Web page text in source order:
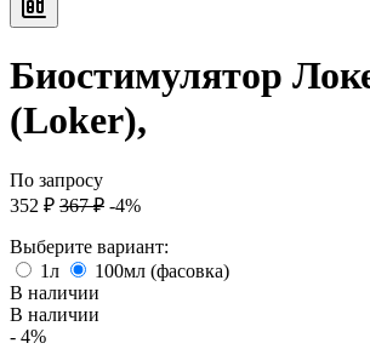
Биостимулятор
(Loker),
По запросу
352 ₽ 367 ₽ -4%
Выберите вариант:
1л
100мл (фасовка)
В наличии
В наличии
- 4%